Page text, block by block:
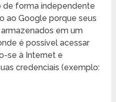
de forma independente
ao Google porque seus
em um
é possível acessar
se à Internet e
credenciais (exemplo: